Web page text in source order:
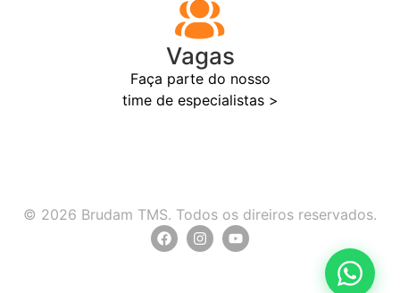
Vagas
Faça parte do nosso
time de especialistas >
© 2026 Brudam TMS. Todos os direiros reservados.